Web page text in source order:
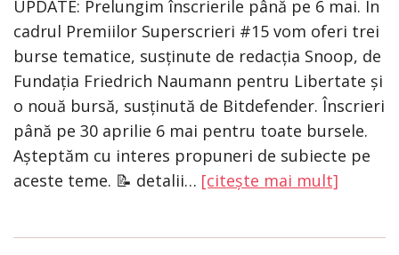
UPDATE: Prelungim înscrierile până pe 6 mai. În
cadrul Premiilor Superscrieri #15 vom oferi trei
burse tematice, susținute de redacția Snoop, de
Fundația Friedrich Naumann pentru Libertate și
o nouă bursă, susținută de Bitdefender. Înscrieri
până pe 30 aprilie 6 mai pentru toate bursele.
Așteptăm cu interes propuneri de subiecte pe
aceste teme. 📝 detalii… [citește mai mult]